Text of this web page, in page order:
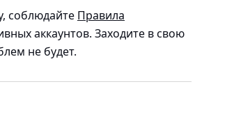
соблюдайте Правила
аккаунтов. Заходите в свою
не будет.